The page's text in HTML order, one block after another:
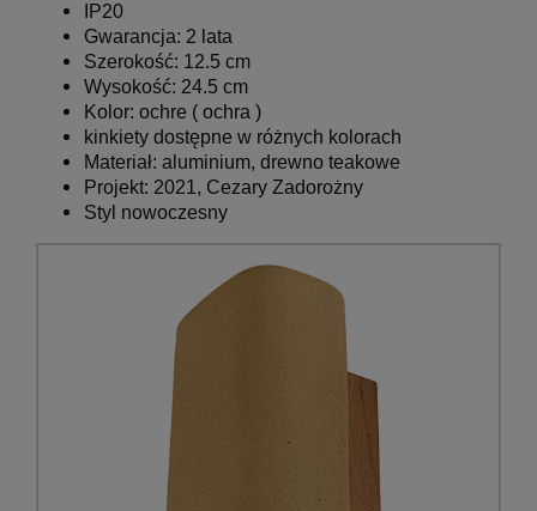
IP20
Gwarancja: 2 lata
Szerokość: 12.5 cm
Wysokość: 24.5 cm
Kolor: ochre ( ochra )
kinkiety dostępne w różnych kolorach
Materiał: aluminium, drewno teakowe
Projekt: 2021, Cezary Zadorożny
Styl nowoczesny